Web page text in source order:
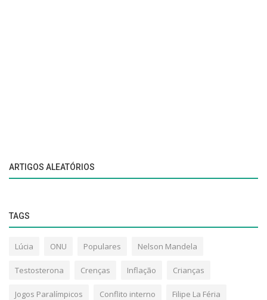
ARTIGOS ALEATÓRIOS
TAGS
Lúcia ONU Populares Nelson Mandela
Testosterona Crenças Inflação Crianças
Jogos Paralímpicos Conflito interno Filipe La Féria